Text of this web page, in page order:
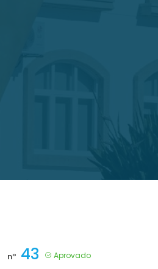
nº 43 Aprovado